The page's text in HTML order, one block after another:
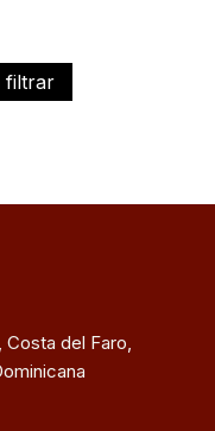
filtrar
del Faro,